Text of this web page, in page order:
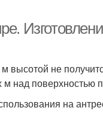
высотой не
над поверхностью
на